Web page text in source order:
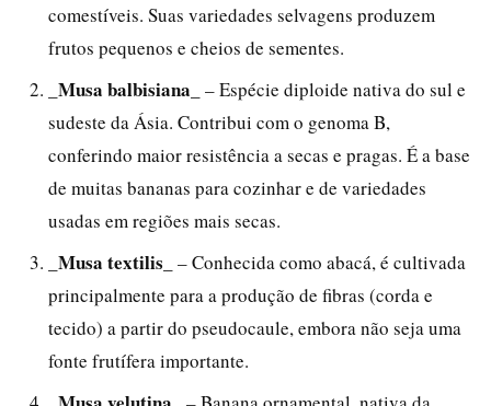
comestíveis. Suas variedades selvagens produzem
frutos pequenos e cheios de sementes.
_Musa balbisiana_
– Espécie diploide nativa do sul e
sudeste da Ásia. Contribui com o genoma B,
conferindo maior resistência a secas e pragas. É a base
de muitas bananas para cozinhar e de variedades
usadas em regiões mais secas.
_Musa textilis_
– Conhecida como abacá, é cultivada
principalmente para a produção de fibras (corda e
tecido) a partir do pseudocaule, embora não seja uma
fonte frutífera importante.